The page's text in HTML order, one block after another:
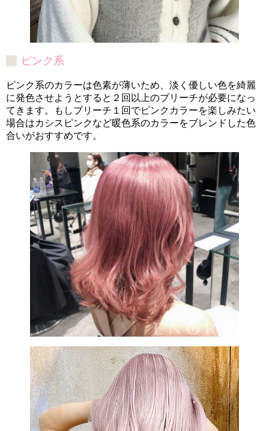
ピンク系
ピンク系のカラーは色素が薄いため、淡く優しい色を綺麗
に発色させようとすると２回以上のブリーチが必要になっ
てきます。もしブリーチ１回でピンクカラーを楽しみたい
場合はカシスピンクなど暖色系のカラーをブレンドした色
合いがおすすめです。